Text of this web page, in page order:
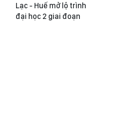
Lạc - Huế mở lộ trình
đại học 2 giai đoạn